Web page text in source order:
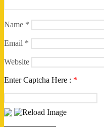
Name *
Email *
Website
Enter Captcha Here : *